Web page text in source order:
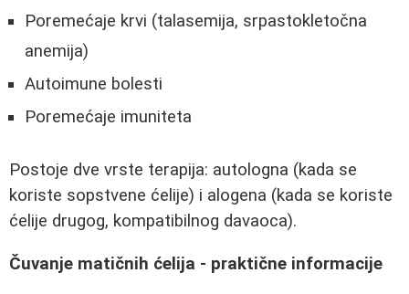
Poremećaje krvi (talasemija, srpastokletočna
anemija)
Autoimune bolesti
Poremećaje imuniteta
Postoje dve vrste terapija: autologna (kada se
koriste sopstvene ćelije) i alogena (kada se koriste
ćelije drugog, kompatibilnog davaoca).
Čuvanje matičnih ćelija - praktične informacije